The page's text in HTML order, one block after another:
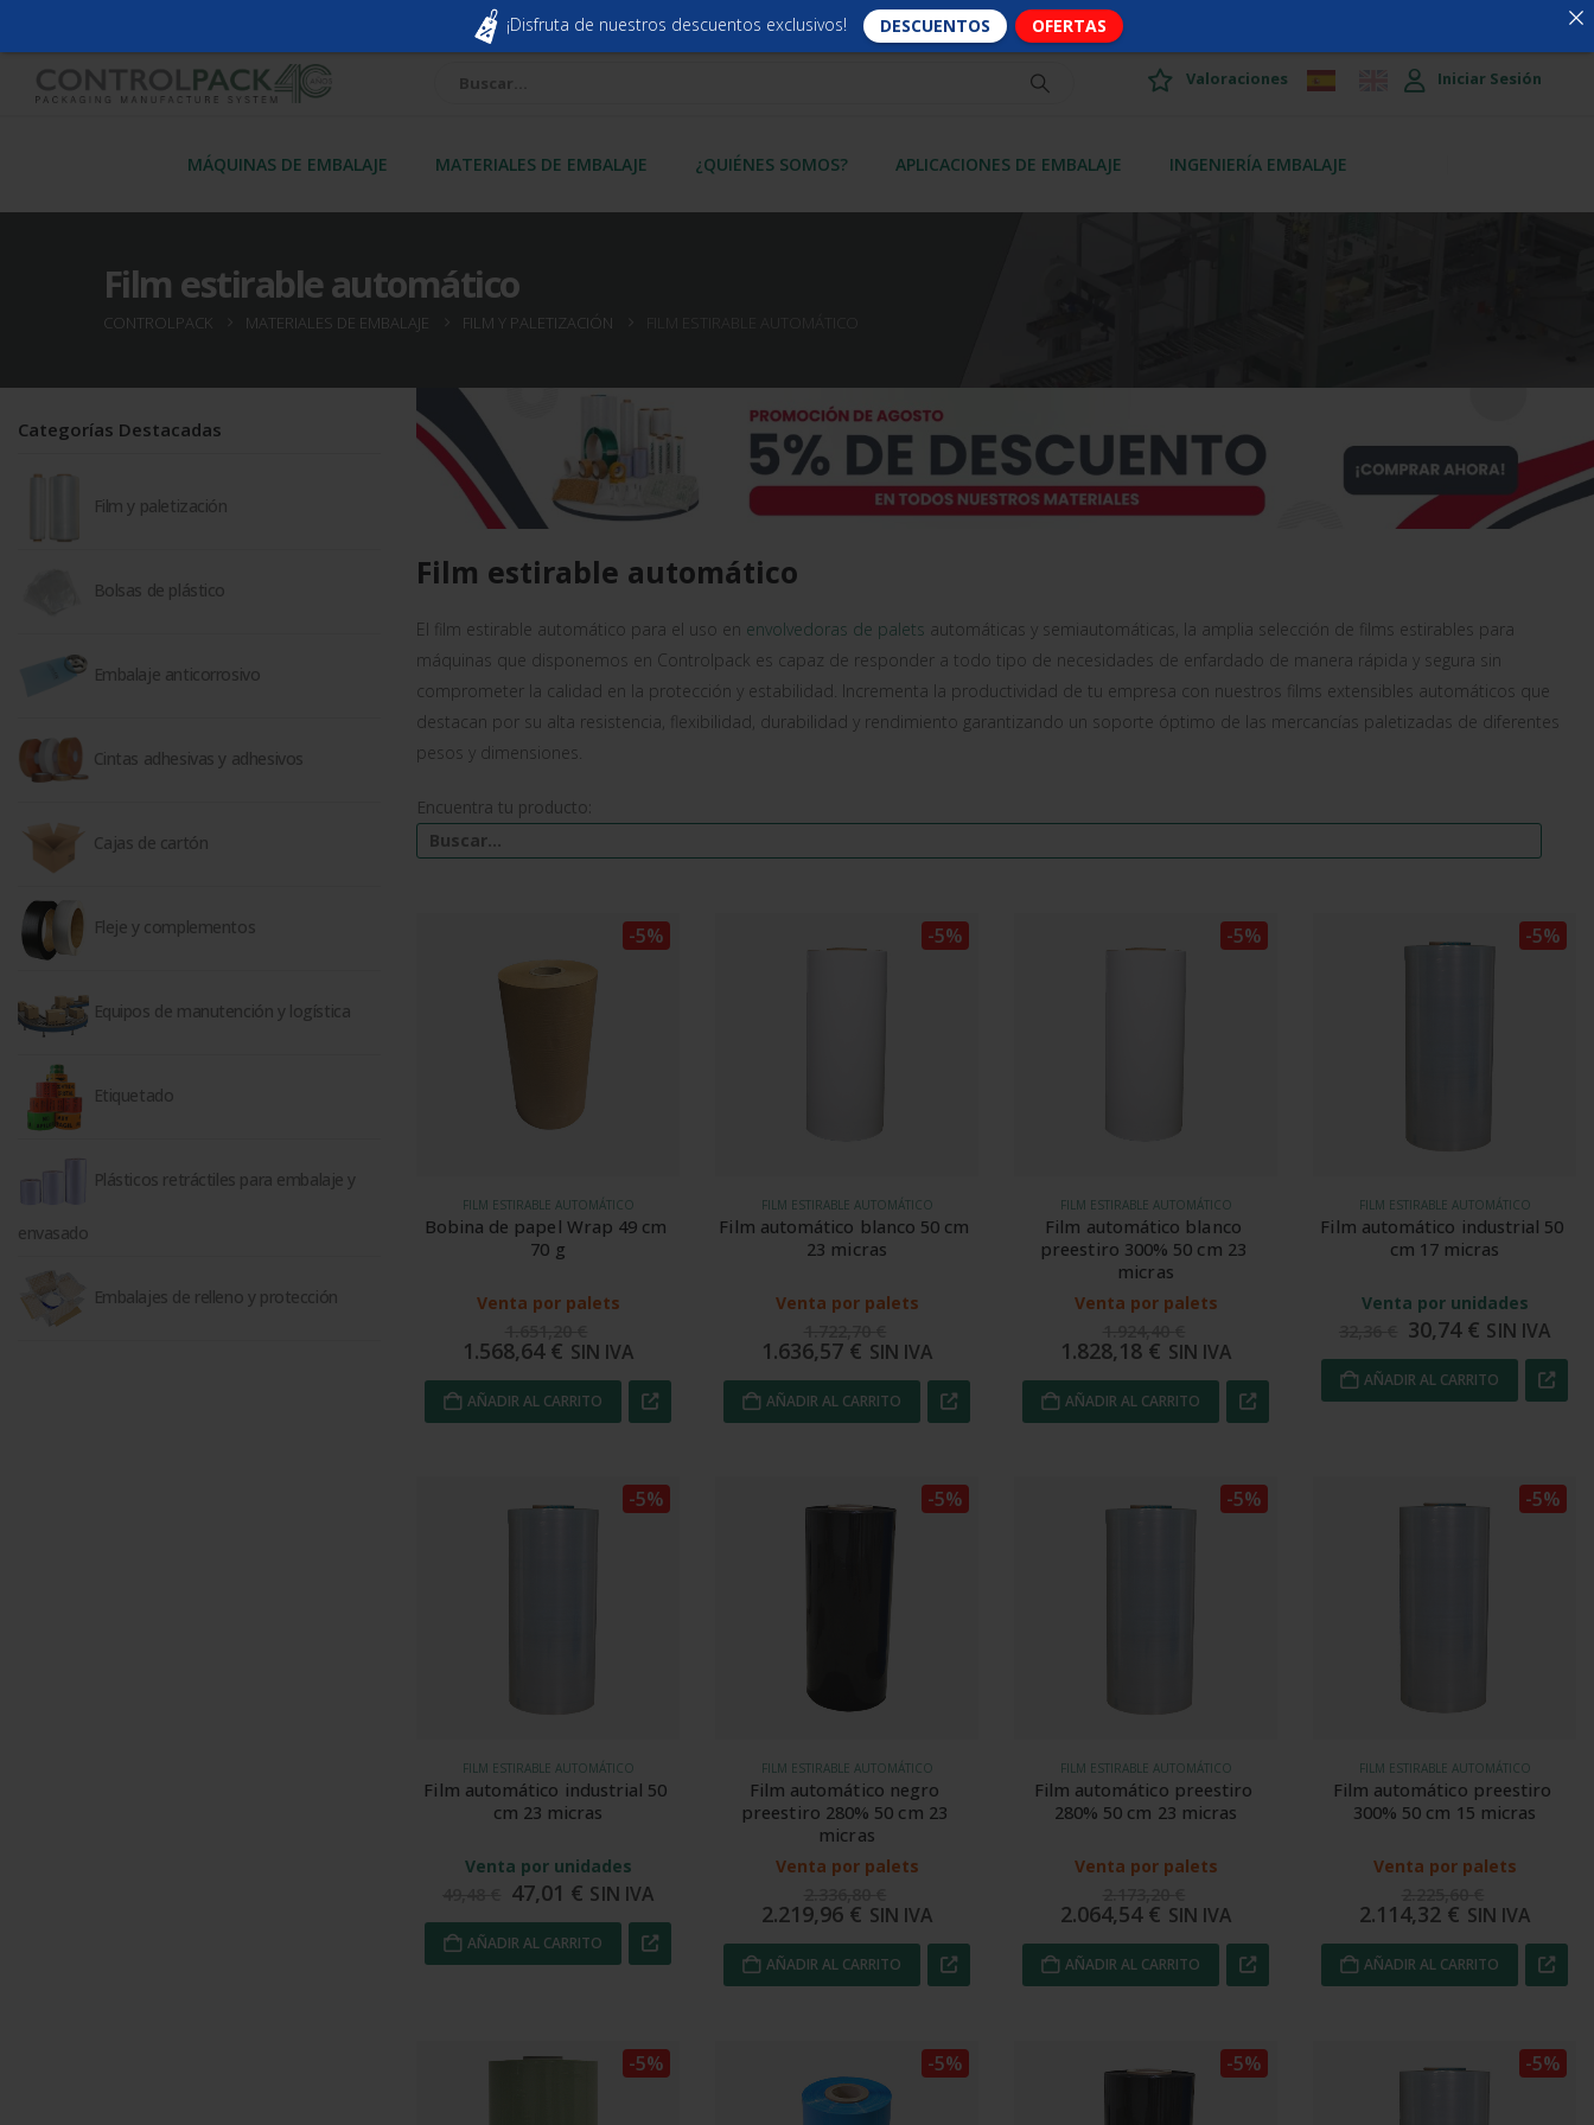
Valoraciones Iniciar Sesión
MÁQUINAS DE EMBALAJE MATERIALES DE EMBALAJE ¿QUIÉNES SOMOS? APLICACIONES DE EMBALAJE INGENIERÍA EMBALAJE
Film estirable automático
CONTROLPACK MATERIALES DE EMBALAJE FILM Y PALETIZACIÓN
Film estirable automático
El film estirable automático para el uso en envolvedoras de palets automáticas y semiautomáticas, la amplia selección de films estirables para
máquinas que disponemos en Controlpack es capaz de responder a todo tipo de necesidades de enfardado de manera rápida y segura sin
comprometer la calidad en la protección y estabilidad. Incrementa la productividad de tu empresa con nuestros films extensibles automáticos que
destacan por su alta resistencia, flexibilidad, durabilidad y rendimiento garantizando un soporte óptimo de las mercancías paletizadas de diferentes
pesos y dimensiones.
Encuentra tu producto:
FILM ESTIRABLE AUTOMÁTICO
Bobina de papel Wrap 49 cm
70 g
Venta por palets
1.568,64 € SIN IVA
-5%
AÑADIR AL CARRITO
FILM ESTIRABLE AUTOMÁTICO
Film automático blanco 50 cm
23 micras
Venta por palets
1.636,57 € SIN IVA
-5%
AÑADIR AL CARRITO
FILM ESTIRABLE AUTOMÁTICO
Film automático blanco
preestiro 300% 50 cm 23
micras
Venta por palets
1.828,18 € SIN IVA
-5%
AÑADIR AL CARRITO
FILM ESTIRABLE AUTOMÁTICO
Film automático industrial 50
cm 17 micras
Venta por unidades
30,74 € SIN IVA
-5%
AÑADIR AL CARRITO
FILM ESTIRABLE AUTOMÁTICO
Film automático industrial 50
cm 23 micras
Venta por unidades
47,01 € SIN IVA
-5%
AÑADIR AL CARRITO
FILM ESTIRABLE AUTOMÁTICO
Film automático negro
preestiro 280% 50 cm 23
micras
Venta por palets
2.219,96 € SIN IVA
-5%
AÑADIR AL CARRITO
FILM ESTIRABLE AUTOMÁTICO
Film automático preestiro
280% 50 cm 23 micras
Venta por palets
2.064,54 € SIN IVA
-5%
AÑADIR AL CARRITO
FILM ESTIRABLE AUTOMÁTICO
Film automático preestiro
300% 50 cm 15 micras
Venta por palets
2.114,32 € SIN IVA
-5%
AÑADIR AL CARRITO
-5% -5% -5% -5%
Categorías Destacadas
Film y paletización
Bolsas de plástico
Embalaje anticorrosivo
Cintas adhesivas y adhesivos
Cajas de cartón
Fleje y complementos
Equipos de manutención y logística
Etiquetado
Plásticos retráctiles para embalaje y
envasado
Embalajes de relleno y protección
¡Disfruta de nuestros descuentos exclusivos! DESCUENTOS OFERTAS